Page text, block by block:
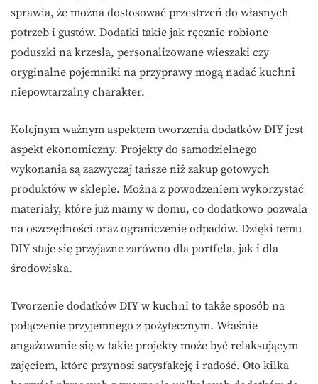
sprawia, że można dostosować przestrzeń do własnych
potrzeb i gustów. Dodatki takie jak ręcznie robione
poduszki na krzesła, personalizowane wieszaki czy
oryginalne pojemniki na przyprawy mogą nadać kuchni
niepowtarzalny charakter.
Kolejnym ważnym aspektem tworzenia dodatków DIY jest
aspekt ekonomiczny. Projekty do samodzielnego
wykonania są zazwyczaj tańsze niż zakup gotowych
produktów w sklepie. Można z powodzeniem wykorzystać
materiały, które już mamy w domu, co dodatkowo pozwala
na oszczędności oraz ograniczenie odpadów. Dzięki temu
DIY staje się przyjazne zarówno dla portfela, jak i dla
środowiska.
Tworzenie dodatków DIY w kuchni to także sposób na
połączenie przyjemnego z pożytecznym. Właśnie
angażowanie się w takie projekty może być relaksującym
zajęciem, które przynosi satysfakcję i radość. Oto kilka